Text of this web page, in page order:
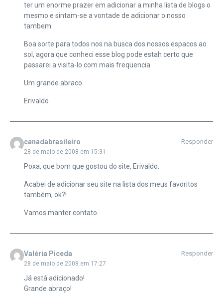
ter um enorme prazer em adicionar a minha lista de blogs o
mesmo e sintam-se a vontade de adicionar o nosso
tambem.
Boa sorte para todos nos na busca dos nossos espacos ao
sol, agora que conheci esse blog pode estah certo que
passarei a visita-lo com mais frequencia.
Um grande abraco.
Erivaldo
canadabrasileiro
28 de maio de 2008 em 15:31
Responder
Poxa, que bom que gostou do site, Erivaldo.
Acabei de adicionar seu site na lista dos meus favoritos
também, ok?!
Vamos manter contato.
Valéria Piceda
28 de maio de 2008 em 17:27
Responder
Já está adicionado!
Grande abraço!